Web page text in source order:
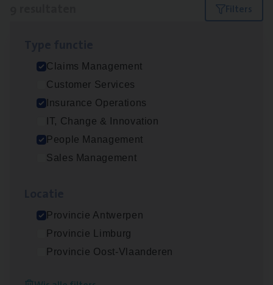
Filters
Claims Management
Customer Services
Insurance Operations
IT, Change & Innovation
People Management
Sales Management
Provincie Antwerpen
Provincie Limburg
Provincie Oost-Vlaanderen
Dos­sier­be­heer­der ver­ze­ke­rin­gen — Soci­al
Pro­fit en Public
Insurance Operations
Antwerpen
Antwerpen